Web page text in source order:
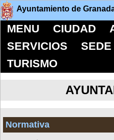
Ayuntamiento de
MENU CIUDAD
SERVICIOS
TURISMO
Normativa